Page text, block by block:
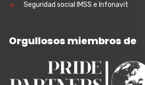
Seguridad social IMSS e Infonavit
Orgullosos miembros de